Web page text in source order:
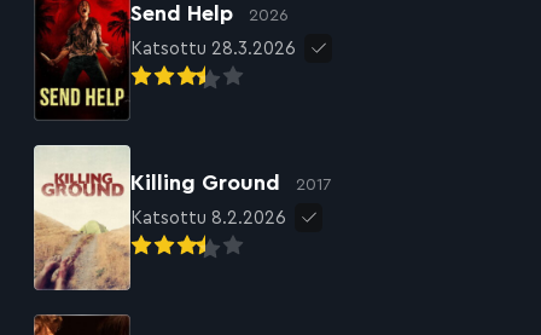
Send Help 2026
Katsottu 28.3.2026
Killing Ground 2017
Katsottu 8.2.2026